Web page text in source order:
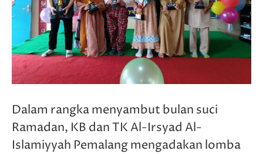
Dalam rangka menyambut bulan suci
Ramadan, KB dan TK Al-Irsyad Al-
Islamiyyah Pemalang mengadakan lomba